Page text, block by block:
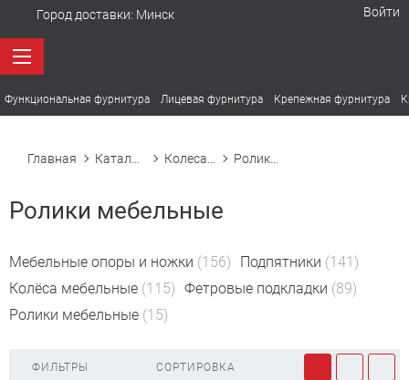
Город доставки: Минск Войти
Функциональная фурнитура Лицевая фурнитура Крепежная фурнитура
Главная
Ролики мебельные
Мебельные опоры и ножки (156) Подпятники (141)
Колёса мебельные (115) Фетровые подкладки (89)
Ролики мебельные (15)
ФИЛЬТРЫ СОРТИРОВКА